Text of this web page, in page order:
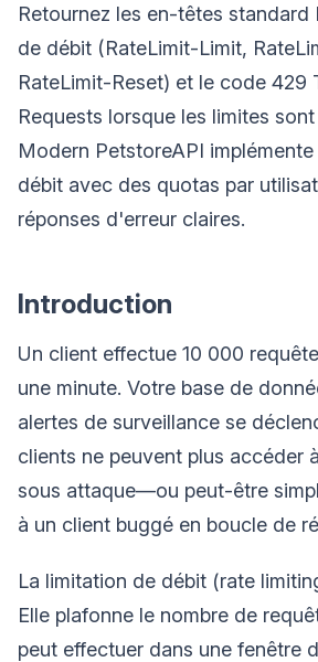
Retournez les en-têtes standard
de débit (RateLimit-Limit,
RateLimit-Reset) et le code 429
Requests lorsque les limites
Modern PetstoreAPI
débit avec des quotas par
réponses d'erreur claires.
Introduction
Un client effectue 10 000
une minute. Votre base de
alertes de surveillance se
clients ne peuvent plus accéder
sous attaque—ou peut-être
à un client buggé en boucle de
La limitation de débit (rate
Elle plafonne le nombre de
peut effectuer dans une fenêtre